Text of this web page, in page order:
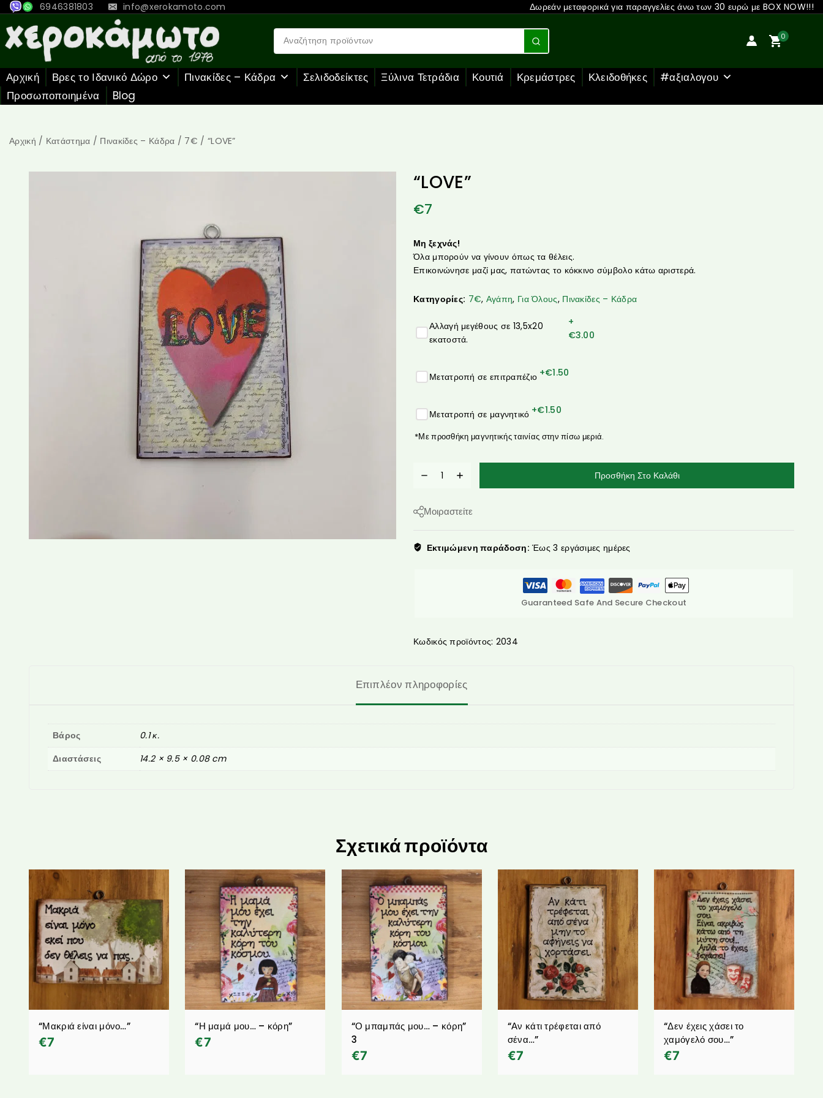
6946381803 info@xerokamoto.com Δωρεάν μεταφορικά για παραγγελίες άνω των 30 ευρώ με BOX NOW!!!
0
Αρχική Βρες το Ιδανικό Δώρο Πινακίδες – Κάδρα Σελιδοδείκτες Ξύλινα Τετράδια Κουτιά Κρεμάστρες Κλειδοθήκες
#αξιαλογου
Προσωποποιημένα
Blog
Αρχική / Κατάστημα / Πινακίδες – Κάδρα / 7€ / “LOVE”
“LOVE”
€7
Μη ξεχνάς!
Όλα μπορούν να γίνουν όπως τα θέλεις.
Επικοινώνησε μαζί μας, πατώντας το κόκκινο σύμβολο κάτω αριστερά.
Κατηγορίες: 7€, Αγάπη, Για Όλους, Πινακίδες – Κάδρα
Αλλαγή μεγέθους σε 13,5x20
εκατοστά.
+
€3.00
Μετατροπή σε επιτραπέζιο +€1.50
Μετατροπή σε μαγνητικό +€1.50
*Με προσθήκη μαγνητικής ταινίας στην πίσω μεριά.
Προσθήκη Στο Καλάθι
Μοιραστείτε
Εκτιμώμενη παράδοση: Έως 3 εργάσιμες ημέρες
Guaranteed Safe And Secure Checkout
Κωδικός προϊόντος: 2034
Επιπλέον πληροφορίες
Βάρος
0.1 κ.
Διαστάσεις
14.2 × 9.5 × 0.08 cm
Σχετικά προϊόντα
“Μακριά είναι μόνο…”
€7
“Η μαμά μου… – κόρη”
€7
“Ο μπαμπάς μου… – κόρη”
3
€7
“Αν κάτι τρέφεται από
σένα…”
€7
“Δεν έχεις χάσει το
χαμόγελό σου…”
€7